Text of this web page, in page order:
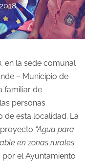
en la sede comunal
– Municipio de
familiar de
personas
esta localidad. La
“Agua para
en zonas rurales
por el Ayuntamiento